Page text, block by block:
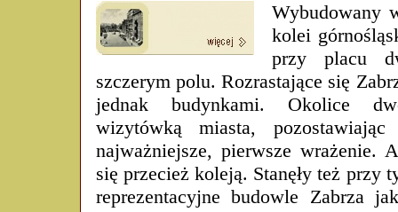
Wybudowany
kolei
przy placu
szczerym polu. Rozrastające się
jednak budynkami. Okolice
wizytówką miasta,
najważniejsze, pierwsze wrażenie.
się przecież koleją. Stanęły też przy
reprezentacyjne budowle Zabrza